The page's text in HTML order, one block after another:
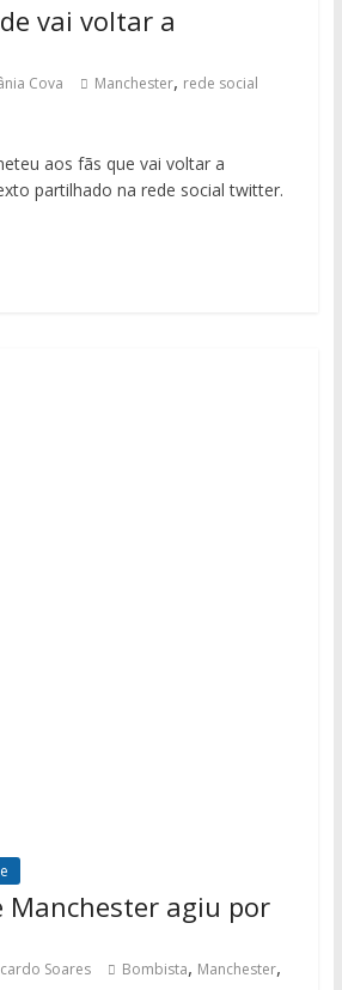
vai voltar a
Cova Manchester, rede social
aos fãs que vai voltar a
partilhado na rede social twitter.
Manchester agiu por
Soares Bombista, Manchester,